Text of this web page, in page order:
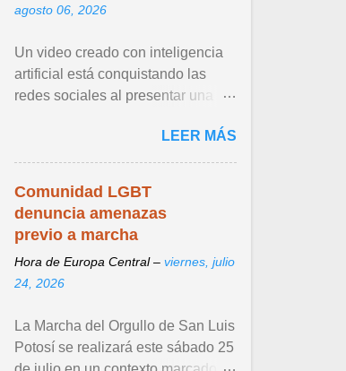
agosto 06, 2026
Un video creado con inteligencia
artificial está conquistando las
redes sociales al presentar una
los personajes más icónicos de X-
Men: Wolverine y Cíclope. Ver
LEER MÁS
Comunidad LGBT
denuncia amenazas
previo a marcha
Hora de Europa Central – viernes, julio
24, 2026
La Marcha del Orgullo de San Luis
Potosí se realizará este sábado 25